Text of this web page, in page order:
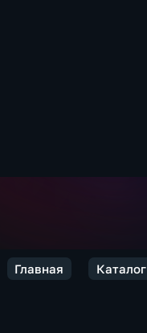
Главная Каталог